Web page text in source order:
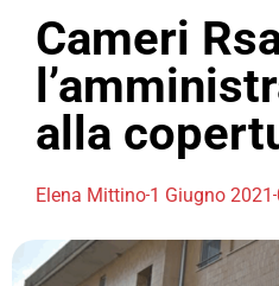
Cameri
alla
Elena Mittino1 Giugno 2021